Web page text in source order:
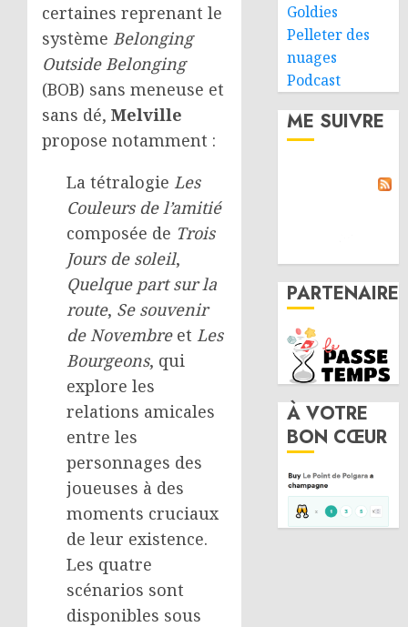
certaines reprenant le
système Belonging
Outside Belonging
(BOB) sans meneuse et
sans dé, Melville
propose notamment :
La tétralogie Les
Couleurs de l’amitié
composée de Trois
Jours de soleil,
Quelque part sur la
route, Se souvenir
de Novembre et Les
Bourgeons, qui
explore les
relations amicales
entre les
personnages des
joueuses à des
moments cruciaux
de leur existence.
Les quatre
scénarios sont
disponibles sous
Goldies
Pelleter des
nuages
Podcast
ME SUIVRE
PARTENAIRE
À VOTRE
BON CŒUR